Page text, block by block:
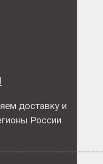
доставку и
России